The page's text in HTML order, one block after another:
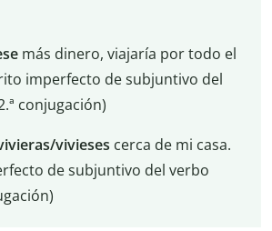
más dinero, viajaría por todo el
imperfecto de subjuntivo del
conjugación)
vivieses cerca de mi casa.
de subjuntivo del verbo